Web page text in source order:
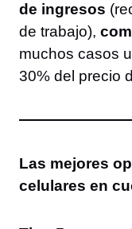
de ingresos
de trabajo),
muchos casos
30% del precio
Las mejores
celulares en